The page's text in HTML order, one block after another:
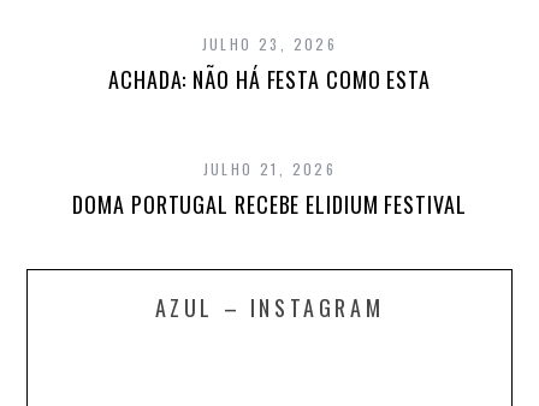
JULHO 23, 2026
ACHADA: NÃO HÁ FESTA COMO ESTA
JULHO 21, 2026
DOMA PORTUGAL RECEBE ELIDIUM FESTIVAL
AZUL – INSTAGRAM